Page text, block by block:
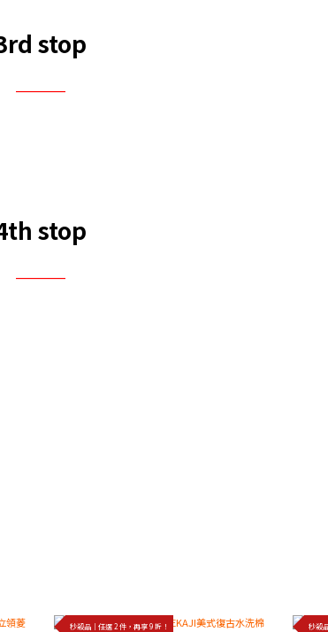
stop
stop
秒殺品｜任選 2 件，再享 9 折！ 秒殺